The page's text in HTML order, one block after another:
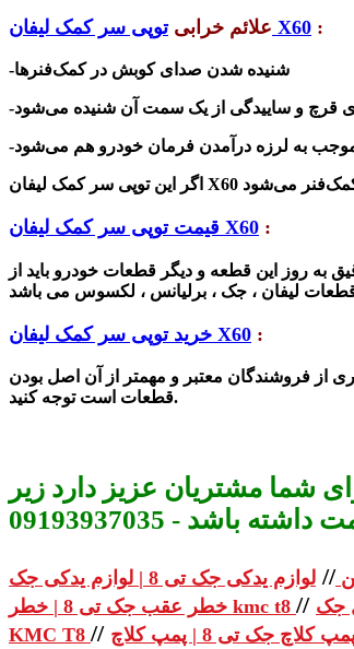
علائم خرابی توپی سر کمک لیفان X60 :
-شنیده شدن صدای کوبش در کمک‌فنرها
اگر این
قیمت توپی سر کمک لیفان X60 :
به روز این قطعه و دیگر قطعات خودرو باید از
لیفان ، جک ، برلیانس ، لکسوس می با
خرید توپی سر کمک لیفان X60 :
از فروشندگان معتبر و مهمتر از آن اصل بودن
قطعات است توجه کنید.
شما مشتریان عزیز دارد زیر
- 09193937035
//
خطر عقب جک تی 8 | خطر kmc t8 //
KMC T8 //